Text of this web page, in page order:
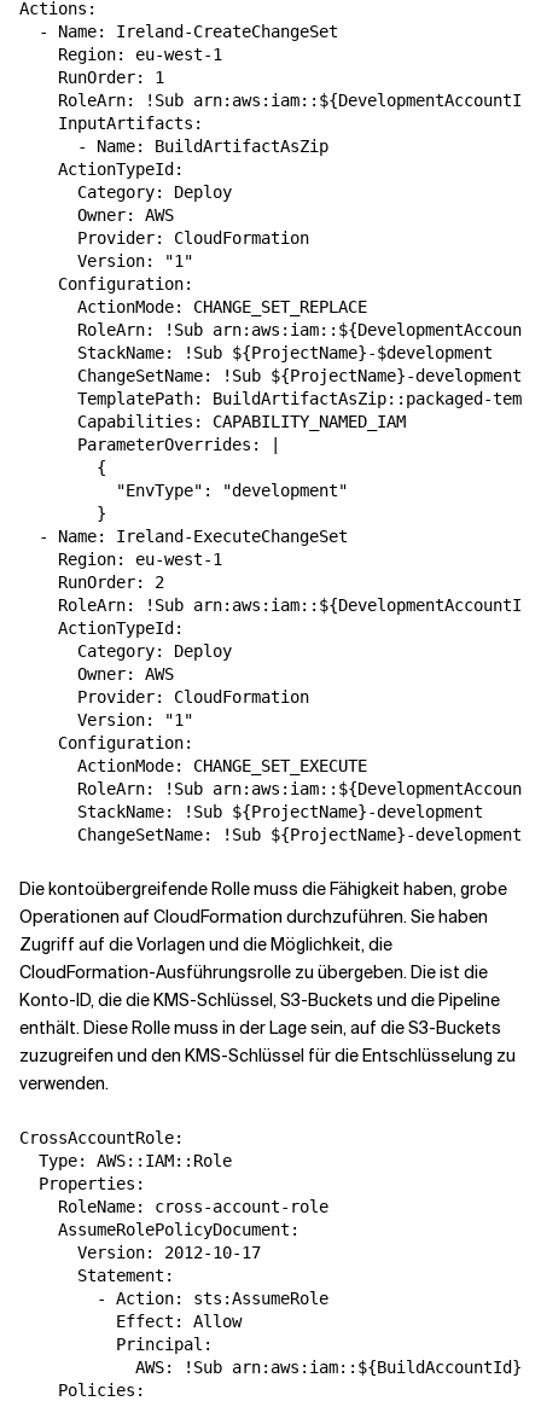
Actions:
  - Name: Ireland-CreateChangeSet
    Region: eu-west-1
    RunOrder: 1
RoleArn: !Sub
    InputArtifacts:
      - Name: BuildArtifactAsZip
    ActionTypeId:
      Category: Deploy
      Owner: AWS
      Provider: CloudFormation
      Version: "1"
    Configuration:
      ActionMode: CHANGE_SET_REPLACE
RoleArn: !Sub
      StackName: !Sub ${ProjectName}-$development
ChangeSetName: !Sub ${ProjectName}-development-
TemplatePath: BuildArtifactAsZip::packaged-
      Capabilities: CAPABILITY_NAMED_IAM
      ParameterOverrides: |
        {
          "EnvType": "development"
        }
  - Name: Ireland-ExecuteChangeSet
    Region: eu-west-1
    RunOrder: 2
RoleArn: !Sub
    ActionTypeId:
      Category: Deploy
      Owner: AWS
      Provider: CloudFormation
      Version: "1"
    Configuration:
      ActionMode: CHANGE_SET_EXECUTE
RoleArn: !Sub
      StackName: !Sub ${ProjectName}-development
Die kontoübergreifende Rolle muss die Fähigkeit haben, grobe
Operationen auf CloudFormation durchzuführen. Sie haben
Zugriff auf die Vorlagen und die Möglichkeit, die
CloudFormation-Ausführungsrolle zu übergeben. Dieist die
Konto-ID, die die KMS-Schlüssel, S3-Buckets und die Pipeline
enthält. Diese Rolle muss in der Lage sein, auf die S3-Buckets
zuzugreifen und den KMS-Schlüssel für die Entschlüsselung zu
verwenden.
CrossAccountRole:
  Type: AWS::IAM::Role
  Properties:
    RoleName: cross-account-role
    AssumeRolePolicyDocument:
      Version: 2012-10-17
      Statement:
        - Action: sts:AssumeRole
          Effect: Allow
          Principal:
AWS: !Sub
    Policies: